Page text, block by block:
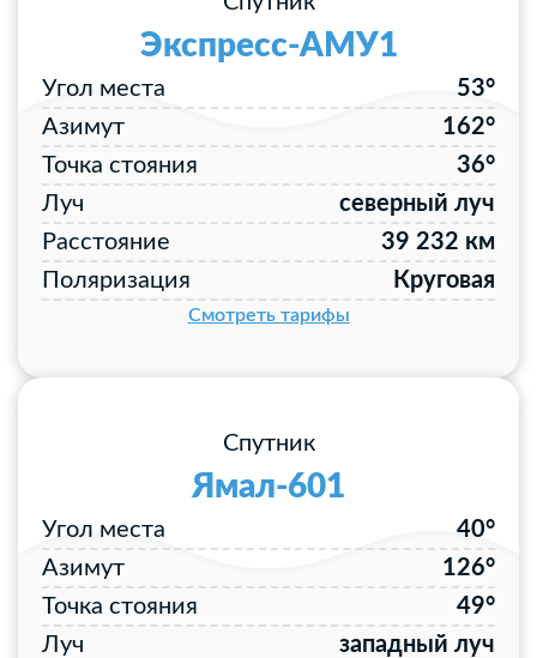
Экспресс-АМУ1
Угол места
53°
Азимут
162°
Точка стояния
36°
Луч
северный луч
Расстояние
39 232 км
Поляризация
Круговая
Смотреть тарифы
Спутник
Ямал-601
Угол места
40°
Азимут
126°
Точка стояния
49°
Луч
западный луч